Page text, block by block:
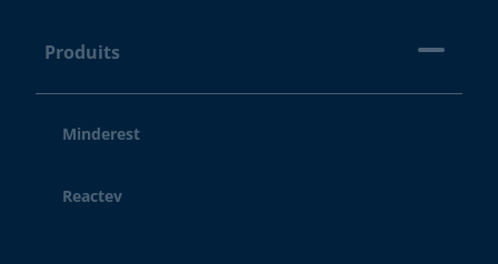
Produits
Minderest
Reactev